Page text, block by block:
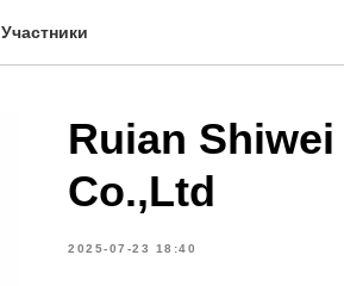
Участники
Ruian
Co.,Ltd
2025-07-23 18:40